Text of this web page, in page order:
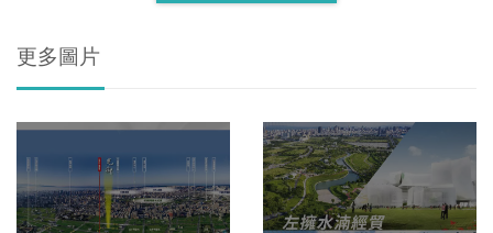
更多圖片